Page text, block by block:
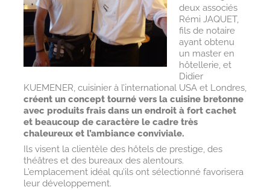
deux associés
Rémi JAQUET,
fils de notaire
ayant obtenu
un master en
hôtellerie, et
Didier
KUEMENER, cuisinier à l’international USA et Londres,
créent un concept tourné vers la cuisine bretonne
avec produits frais dans un endroit à fort cachet
et beaucoup de caractère le cadre très
chaleureux et l’ambiance conviviale.
Ils visent la clientèle des hôtels de prestige, des
théâtres et des bureaux des alentours.
L’emplacement idéal qu’ils ont sélectionné favorisera
leur développement.